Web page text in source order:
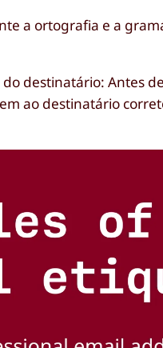
a ortografia e a
destinatário: Antes
ao destinatário